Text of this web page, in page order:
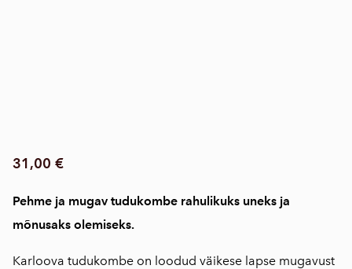
31,00 €
Pehme ja mugav tudukombe rahulikuks uneks ja
mõnusaks olemiseks.
Karloova tudukombe on loodud väikese lapse mugavust